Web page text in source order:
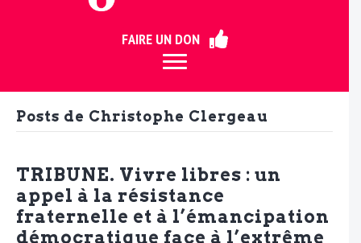
FAIRE UN DON
Posts de Christophe Clergeau
TRIBUNE. Vivre libres : un
appel à la résistance
fraternelle et à l’émancipation
démocratique face à l’extrême